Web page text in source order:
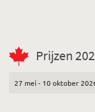
Prijzen
27 mei - 10 oktober